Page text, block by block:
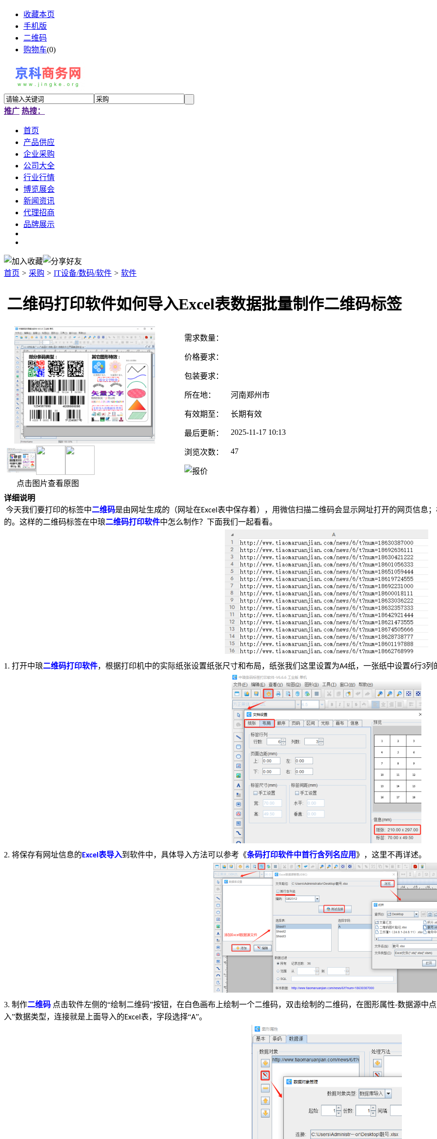
收藏本页
手机版
二维码
购物车(0)
推广 热搜：
首页
产品供应
企业采购
公司大全
行业行情
博览展会
新闻资讯
代理招商
品牌展示
首页 > 采购 > IT设备/数码/软件 > 软件
二维码打印软件如何导入Excel表数据批量制作二维码标签
点击图片查看原图
需求数量：
价格要求：
包装要求：
所在地： 河南郑州市
有效期至： 长期有效
最后更新： 2025-11-17 10:13
浏览次数： 47
详细说明
今天我们要打印的标签中二维码是由网址生成的（网址在Excel 表中保存着），用微信扫描二维码会显示网址打开的网页信息
的。这样的二维码标签在中琅二维码打印软件中怎么制作？下面我们一起看看。
1. 打开中琅二维码打印软件，根据打印机中的实际纸张设置纸张尺寸和布局，纸张我们这里设置为A4纸，一张纸中设置6行3列
2. 将保存有网址信息的 Excel 表导入到软件中，具体导入方法可以参考《条码打印软件中首行含列名应用 》，这里不再详述。
3. 制作二维码 点击软件左侧的“绘制二维码”按钮，在白色画布上绘制一个二维码，双击绘制的二维码，在图形属性-数据源中
入”数据类型，连接就是上面导入的Excel 表，字段选择“A”。